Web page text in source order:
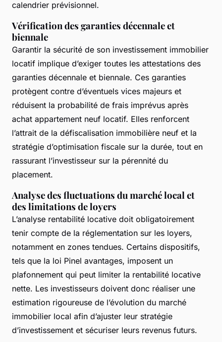
calendrier prévisionnel.
Vérification des garanties décennale et
biennale
Garantir la sécurité de son investissement immobilier
locatif implique d’exiger toutes les attestations des
garanties décennale et biennale. Ces garanties
protègent contre d’éventuels vices majeurs et
réduisent la probabilité de frais imprévus après
achat appartement neuf locatif. Elles renforcent
l’attrait de la défiscalisation immobilière neuf et la
stratégie d’optimisation fiscale sur la durée, tout en
rassurant l’investisseur sur la pérennité du
placement.
Analyse des fluctuations du marché local et
des limitations de loyers
L’analyse rentabilité locative doit obligatoirement
tenir compte de la réglementation sur les loyers,
notamment en zones tendues. Certains dispositifs,
tels que la loi Pinel avantages, imposent un
plafonnement qui peut limiter la rentabilité locative
nette. Les investisseurs doivent donc réaliser une
estimation rigoureuse de l’évolution du marché
immobilier local afin d’ajuster leur stratégie
d’investissement et sécuriser leurs revenus futurs.